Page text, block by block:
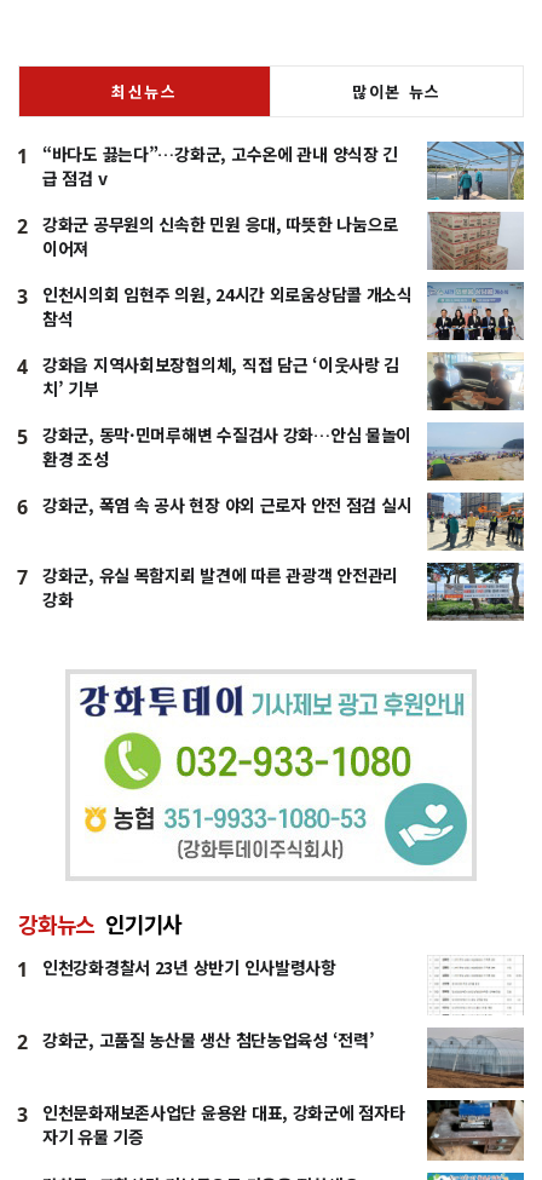
최신뉴스 많이본 뉴스
1
“바다도 끓는다”…강화군, 고수온에 관내 양식장 긴
급 점검 v
2
강화군 공무원의 신속한 민원 응대, 따뜻한 나눔으로
이어져
3
인천시의회 임현주 의원, 24시간 외로움상담콜 개소식
참석
4
강화읍 지역사회보장협의체, 직접 담근 ‘이웃사랑 김
치’ 기부
5
강화군, 동막·민머루해변 수질검사 강화…안심 물놀이
환경 조성
6 강화군, 폭염 속 공사 현장 야외 근로자 안전 점검 실시
7
강화군, 유실 목함지뢰 발견에 따른 관광객 안전관리
강화
강화뉴스 인기기사
1 인천강화경찰서 23년 상반기 인사발령사항
2 강화군, 고품질 농산물 생산 첨단농업육성 ‘전력’
3
인천문화재보존사업단 윤용완 대표, 강화군에 점자타
자기 유물 기증